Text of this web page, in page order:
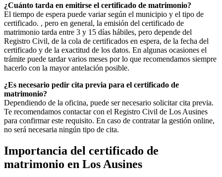
¿Cuánto tarda en emitirse el certificado de matrimonio?
El tiempo de espera puede variar según el municipio y el tipo de
certificado. , pero en general, la emisión del certificado de
matrimonio tarda entre 3 y 15 días hábiles, pero depende del
Registro Civil, de la cola de certificados en espera, de la fecha del
certificado y de la exactitud de los datos. En algunas ocasiones el
trámite puede tardar varios meses por lo que recomendamos siempre
hacerlo con la mayor antelación posible.
¿Es necesario pedir cita previa para el certificado de
matrimonio?
Dependiendo de la oficina, puede ser necesario solicitar cita previa.
Te recomendamos contactar con el Registro Civil de Los Ausines
para confirmar este requisito. En caso de contratar la gestión online,
no será necesaria ningún tipo de cita.
Importancia del certificado de
matrimonio en Los Ausines